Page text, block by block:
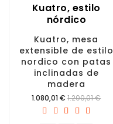
Kuatro, estilo
nórdico
Kuatro, mesa
extensible de estilo
nordico con patas
inclinadas de
madera
Precio
1.080,01 € 1.200,01 €